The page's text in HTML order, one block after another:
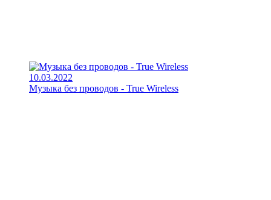
10.03.2022
Музыка без проводов - True Wireless